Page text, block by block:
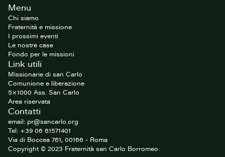
FooterMenu
Chi siamo
Fraternità e missione
I prossimi eventi
Le nostre case
Fondo per le missioni
Link utili
Missionarie di san Carlo
Comunione e liberazione
5×1000 Ass. San Carlo
Area riservata
Contatti
email: pr@sancarlo.org
Tel: +39 06 61571401
Via di Boccea 761, 00166 - Roma
Copyright © 2023 Fraternità san Carlo Borromeo